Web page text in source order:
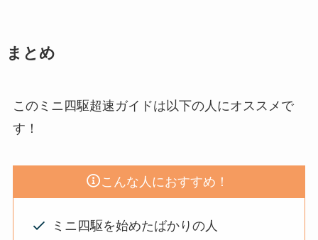
まとめ
このミニ四駆超速ガイドは以下の人にオススメで
す！
こんな人におすすめ！
ミニ四駆を始めたばかりの人